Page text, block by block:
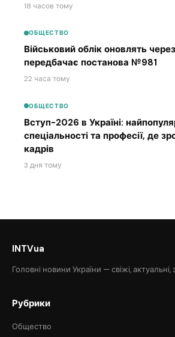
18 часов тому
ОБЩЕСТВО
Військовий облік оновлять
передбачає постанова №981
22 часа тому
ОБЩЕСТВО
Вступ-2026 в Україні:
спеціальності та професії, де
кадрів
3 дня тому
INTVua
Головні новини України — свіжі, актуальні,
Рубрики
Общество